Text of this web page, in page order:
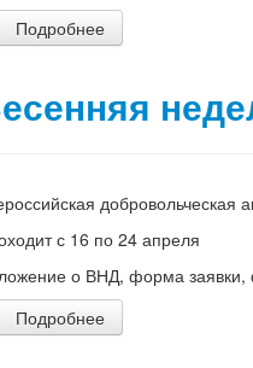
Подробнее
добровольческая
с 16 по 24 апреля
о ВНД, форма заявки,
Подробнее